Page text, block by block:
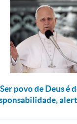
Ser povo de Deus é